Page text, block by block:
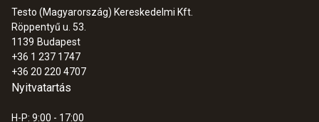
Testo (Magyarország) Kereskedelmi Kft.
Röppentyű u. 53.
1139 Budapest
+36 1 237 1747
+36 20 220 4707
Nyitvatartás
H-P: 9:00 - 17:00